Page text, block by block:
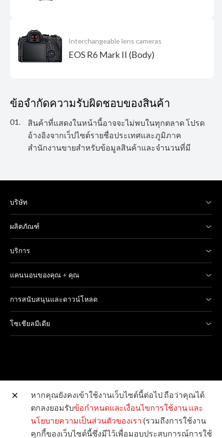
Interchangeable lens cameras
EOS R6 Mark II (Body)
ข้อจำกัดความรับผิดชอบของสินค้า
01.
สินค้าที่แสดงในหน้านี้อาจจะไม่พบในทุกตลาด​ โปรด
อ้างอิงจากเว็ปไซต์รายชื่อประเทศและภูมิภาค​
สำนักงานขายสำหรับข้อมูลสินค้าและจำนวนที่มี
บริษัท
ผลิตภัณฑ์
บริการ
แคนนอนของคุณ + คุณ
การสนับสนุนและดาวน์โหลด
โซเชียลมีเดีย
เว็บไซต์อื่น ๆ ของแคนนอน
หากคุณยังคงเข้าใช้งานเว็บไซต์นี้ต่อไป ถือว่าคุณได้
ตกลงยอมรับข้อกำหนดและเงื่อนไขการใช้งาน และ
นโยบายความเป็นส่วนตัวของเรา (รวมถึงการใช้งาน
คุกกี้ของเว็บไซต์นี้ซึ่งมีไว้เพื่อมอบประสบการณ์การใช้